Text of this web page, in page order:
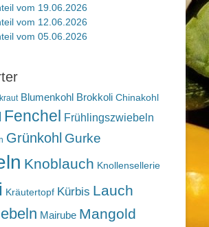
vom 19.06.2026
vom 12.06.2026
vom 05.06.2026
Blumenkohl Brokkoli Chinakohl
Fenchel Frühlingszwiebeln
Grünkohl Gurke
Knoblauch Knollensellerie
Kräutertopf Kürbis Lauch
Mairube Mangold